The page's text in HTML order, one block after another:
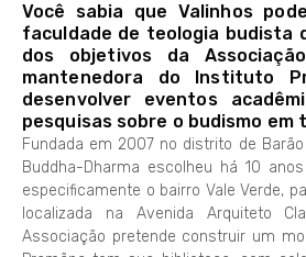
Você sabia que Valinhos
faculdade de teologia budista
dos objetivos da
mantenedora do Instituto
desenvolver eventos
pesquisas sobre o budismo em
Fundada em 2007 no distrito de
Buddha-Dharma escolheu há 10
especificamente o bairro Vale Verde,
localizada na Avenida Arquiteto
Associação pretende construir um